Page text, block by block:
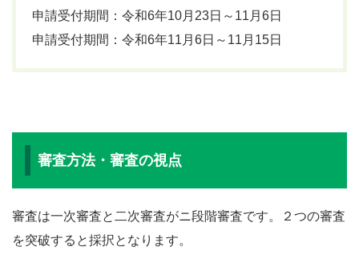
申請受付期間：令和6年10月23日～11月6日
申請受付期間：令和6年11月6日～11月15日
審査方法・審査の視点
審査は一次審査と二次審査がニ段階審査です。２つの審査
を突破すると採択となります。